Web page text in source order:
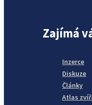
Zajímá
Inzerce
Diskuze
Články
Atlas